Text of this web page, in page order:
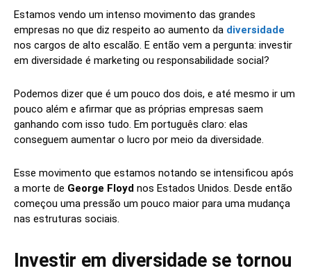
Estamos vendo um intenso movimento das grandes
empresas no que diz respeito ao aumento da diversidade
nos cargos de alto escalão. E então vem a pergunta: investir
em diversidade é marketing ou responsabilidade social?
Podemos dizer que é um pouco dos dois, e até mesmo ir um
pouco além e afirmar que as próprias empresas saem
ganhando com isso tudo. Em português claro: elas
conseguem aumentar o lucro por meio da diversidade.
Esse movimento que estamos notando se intensificou após
a morte de George Floyd nos Estados Unidos. Desde então
começou uma pressão um pouco maior para uma mudança
nas estruturas sociais.
Investir em diversidade se tornou